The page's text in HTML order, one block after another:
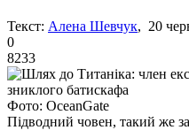
Текст: Алена Шевчук, 20
0
8233
Фото: OceanGate
Підводний човен, такий же